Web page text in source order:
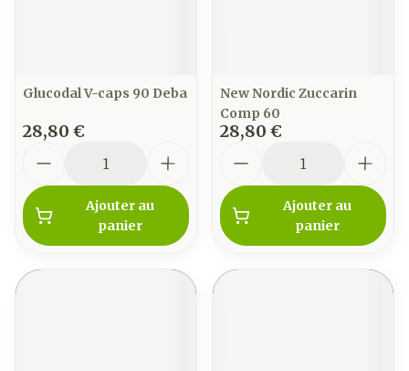
Glucodal V-caps 90 Deba
28,80 €
Ajouter au
panier
New Nordic Zuccarin
Comp 60
28,80 €
Ajouter au
panier